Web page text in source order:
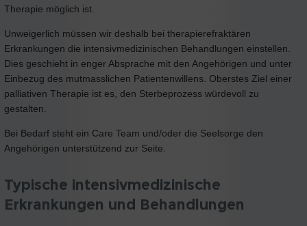
Therapie möglich ist.
Unweigerlich müssen wir deshalb bei therapierefraktären
Erkrankungen die intensivmedizinischen Behandlungen einstellen.
Dies geschieht in enger Absprache mit den Angehörigen und unter
Einbezug des mutmasslichen Patientenwillens. Oberstes Ziel einer
palliativen Therapie ist es, den Sterbeprozess würdevoll zu
gestalten.
Bei Bedarf steht ein Care Team und/oder die Seelsorge den
Angehörigen unterstützend zur Seite.
Typische intensivmedizinische
Erkrankungen und Behandlungen